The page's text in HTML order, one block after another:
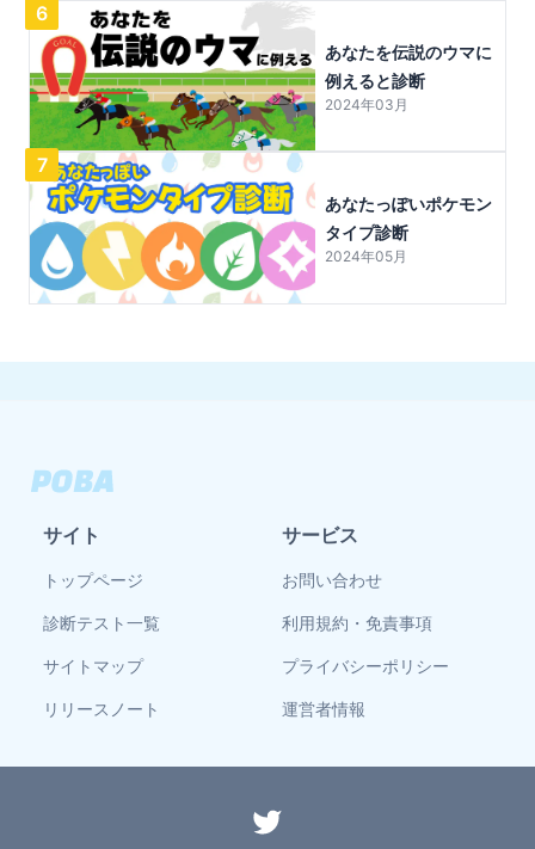
6
あなたを伝説のウマに
例えると診断
2024年03月
7
あなたっぽいポケモン
タイプ診断
2024年05月
サイト
トップページ
診断テスト一覧
サイトマップ
リリースノート
サービス
お問い合わせ
利用規約・免責事項
プライバシーポリシー
運営者情報